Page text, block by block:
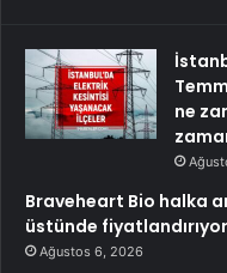
ne
Braveheart Bio halka
üstünde fiyatlandırıyor
Ağustos 6, 2026